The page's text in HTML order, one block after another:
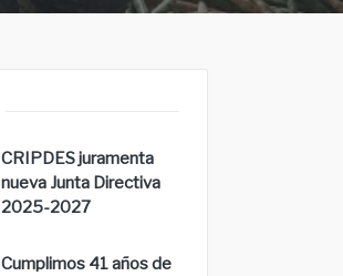
CRIPDES juramenta
nueva Junta Directiva
2025-2027
Cumplimos 41 años de